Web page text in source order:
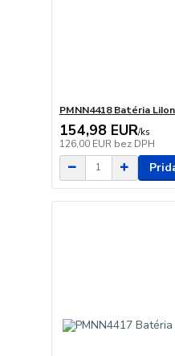
PMNN4418 Batéria
154,98 EUR/ks
126,00 EUR bez DPH